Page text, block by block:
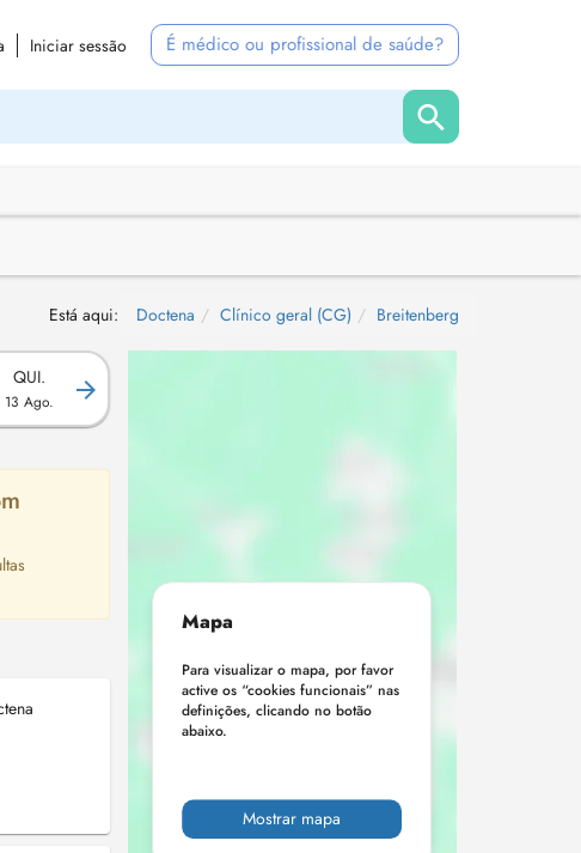
Iniciar sessão É médico ou profissional de saúde?
Está aqui: Doctena Clínico geral (CG) Breitenberg
QUI.
13 Ago.
Mapa
Para visualizar o mapa, por favor
active os “cookies funcionais” nas
definições, clicando no botão
abaixo.
Mostrar mapa